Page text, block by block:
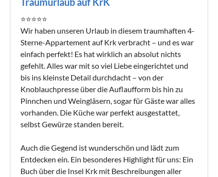
⭐⭐⭐⭐⭐
Wir haben unseren Urlaub in diesem traumhaften 4-
Sterne-Appartement auf Krk verbracht – und es war
einfach perfekt! Es hat wirklich an absolut nichts
gefehlt. Alles war mit so viel Liebe eingerichtet und
bis ins kleinste Detail durchdacht – von der
Knoblauchpresse über die Auflaufform bis hin zu
Pinnchen und Weingläsern, sogar für Gäste war alles
vorhanden. Die Küche war perfekt ausgestattet,
selbst Gewürze standen bereit.
Auch die Gegend ist wunderschön und lädt zum
Entdecken ein. Ein besonderes Highlight für uns: Ein
Buch über die Insel Krk mit Beschreibungen aller